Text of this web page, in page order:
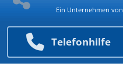
Telefon­hilfe
Ein Unternehmen von